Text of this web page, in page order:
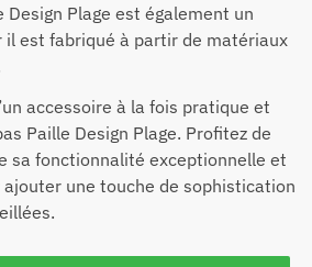
Design Plage est également un
il est fabriqué à partir de matériaux
accessoire à la fois pratique et
Paille Design Plage. Profitez de
sa fonctionnalité exceptionnelle et
une touche de sophistication